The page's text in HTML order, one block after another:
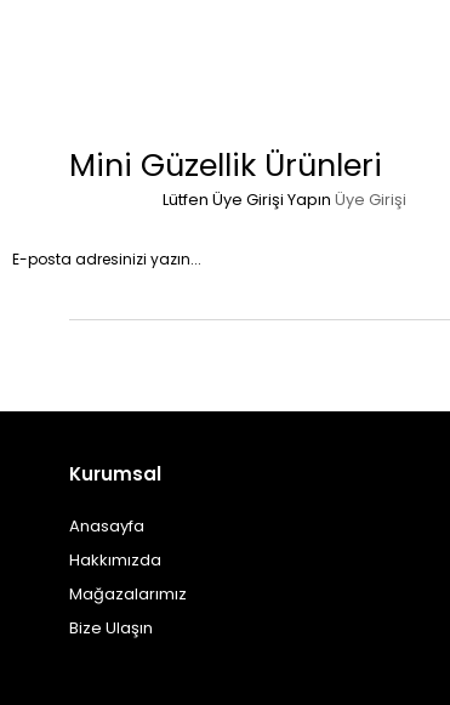
Mini Güzellik Ürünleri
Lütfen Üye Girişi Yapın Üye Girişi
Kurumsal
Anasayfa
Hakkımızda
Mağazalarımız
Bize Ulaşın